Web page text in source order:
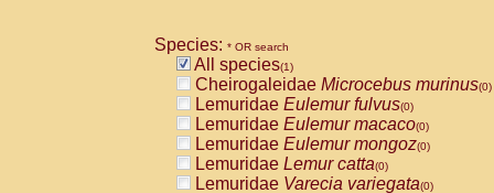
CebidaeCebus capucinus
CebidaeCebus nigrivittatus
CebidaeCebus spp.(0)
CebidaeSaimiri boliviensis(0)
CebidaeSaimiri sciureus(0)
AtelidaeAlouatta caraya(0)
AtelidaeAlouatta fusca(0)
AtelidaeAlouatta seniculus(0)
Species: * OR search
All species(1)
Cheirogaleidae Microcebus murinus(0)
Lemuridae Eulemur fulvus(0)
Lemuridae Eulemur macaco(0)
Lemuridae Eulemur mongoz(0)
Lemuridae Lemur catta(0)
Lemuridae Varecia variegata(0)